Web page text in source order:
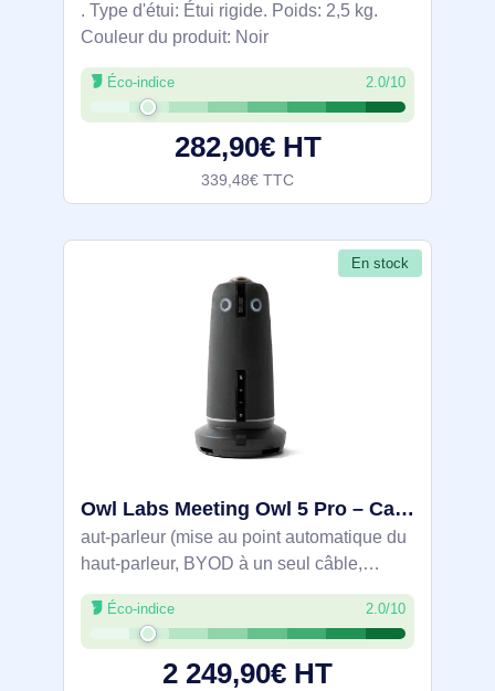
. Type d'étui: Étui rigide. Poids: 2,5 kg.
Couleur du produit: Noir
Éco-indice 2.0/10
282,90€ HT
339,48€ TTC
En stock
Owl Labs Meeting Owl 5 Pro – Caméra de visioconférence intelligente 4K à 360 degrés, microphone et h - MTW505-2000
aut-parleur (mise au point automatique du
haut-parleur, BYOD à un seul câble,
connexion HDMI et Ethernet native). Type
de produit: Système de vidéoconférence
de groupe. Type de capteur: CMOS. Type
Éco-indice 2.0/10
2 249,90€ HT